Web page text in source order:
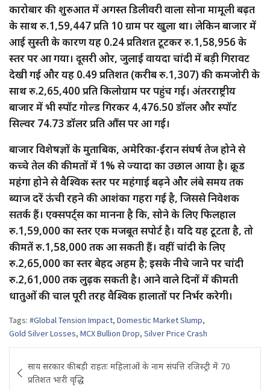
कारोबार की शुरुआत में अगस्त डिलीवरी वाला सोना मामूली बढ़त
के साथ रु.1,59,447 प्रति 10 ग्राम पर खुला था। लेकिन बाजार में
आई सुस्ती के कारण यह 0.24 प्रतिशत टूटकर रु.1,58,956 के
स्तर पर आ गया। दूसरी ओर, जुलाई वायदा चांदी में बड़ी गिरावट
देखी गई और यह 0.49 प्रतिशत (करीब रु.1,307) की कमजोरी के
साथ रु.2,65,400 प्रति किलोग्राम पर पहुंच गई। अंतरराष्ट्रीय
बाजार में भी स्पॉट गोल्ड गिरकर 4,476.50 डॉलर और स्पॉट
सिल्वर 74.73 डॉलर प्रति औंस पर आ गई।
बाजार विशेषज्ञों के मुताबिक, अमेरिका-ईरान संघर्ष तेज होने से
कच्चे तेल की कीमतों में 1% से ज्यादा का उछाल आया है। क्रूड
महंगा होने से वैश्विक स्तर पर महंगाई बढ़ने और लंबे समय तक
ब्याज दरें ऊंची रहने की आशंका गहरा गई है, जिससे निवेशक
सतर्क हैं। एक्सपर्ट्स का मानना है कि, सोने के लिए फिलहाल
रु.1,59,000 का स्तर एक मजबूत सपोर्ट है। यदि यह टूटता है, तो
कीमतें रु.1,58,000 तक आ सकती हैं। वहीं चांदी के लिए
रु.2,65,000 का स्तर बेहद अहम है; इसके नीचे जाने पर चांदी
रु.2,61,000 तक लुढ़क सकती है। आने वाले दिनों में कीमती
धातुओं की चाल पूरी तरह वैश्विक हालातों पर निर्भर करेगी।
Tags: #Global Tension Impact, Domestic Market Slump,
Gold Silver Losses, MCX Bullion Drop, Silver Price Crash
navigation
साय सरकार की बड़ी राहतः महिलाओं के नाम संपत्ति रजिस्ट्री में 70
प्रतिशत भारी वृद्धि